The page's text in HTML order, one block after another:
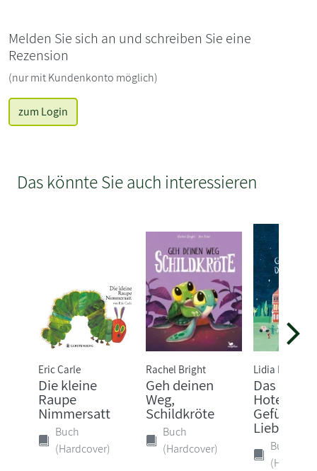
Melden Sie sich an und schreiben Sie eine
Rezension
(nur mit Kundenkonto möglich)
zum Login
Das könnte Sie auch interessieren
Eric Carle
Die kleine
Raupe
Nimmersatt
Buch
(Hardcover)
Rachel Bright
Geh deinen
Weg,
Schildkröte
Buch
(Hardcover)
Lidia
Das Grand
Hotel der
Gefühle.
Liebe,
Buch